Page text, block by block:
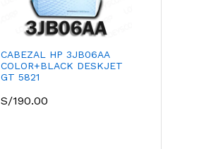
CABEZAL HP 3JB06AA
COLOR+BLACK DESKJET
GT 5821
S/190.00